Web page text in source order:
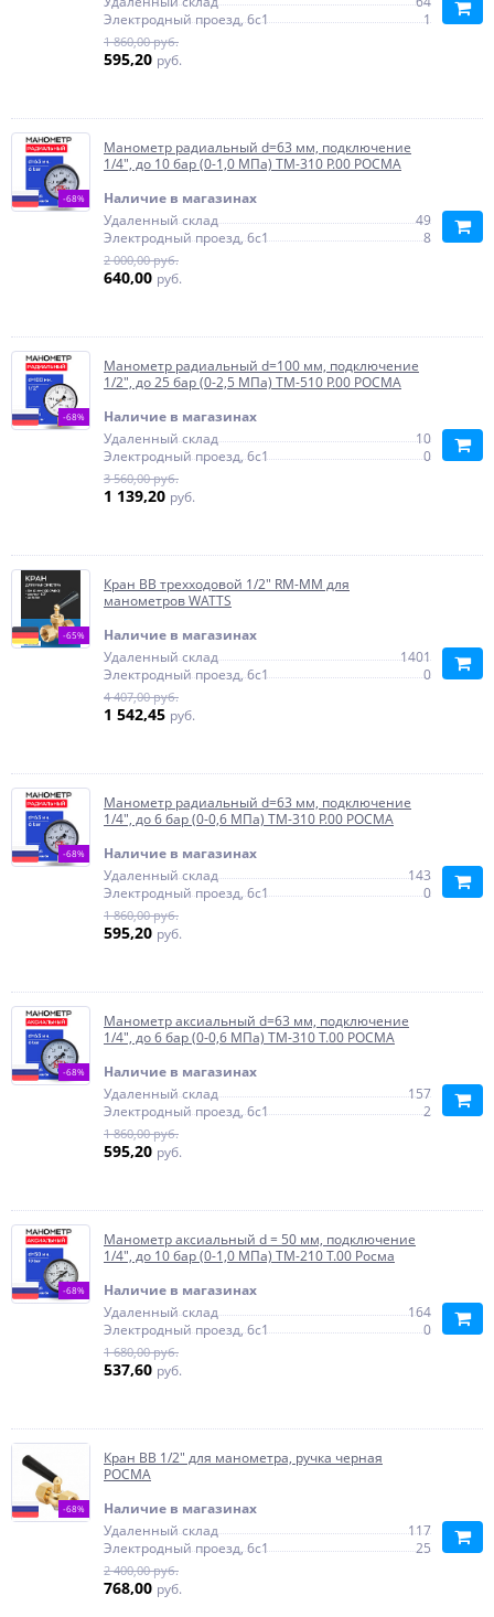
Электродный проезд, 6с1
1
1 860,00 руб.
595,20 руб.
-68%
Манометр радиальный d=63 мм, подключение
1/4", до 10 бар (0-1,0 МПа) ТМ-310 P.00 РОСМА
Наличие в магазинах
Удаленный склад
49
Электродный проезд, 6с1
8
2 000,00 руб.
640,00 руб.
-68%
Манометр радиальный d=100 мм, подключение
1/2", до 25 бар (0-2,5 МПа) ТМ-510 P.00 РОСМА
Наличие в магазинах
Удаленный склад
10
Электродный проезд, 6с1
0
3 560,00 руб.
1 139,20 руб.
-65%
Кран ВВ трехходовой 1/2" RM-MM для
манометров WATTS
Наличие в магазинах
Удаленный склад
1401
Электродный проезд, 6с1
0
4 407,00 руб.
1 542,45 руб.
-68%
Манометр радиальный d=63 мм, подключение
1/4", до 6 бар (0-0,6 МПа) ТМ-310 P.00 РОСМА
Наличие в магазинах
Удаленный склад
143
Электродный проезд, 6с1
0
1 860,00 руб.
595,20 руб.
-68%
Манометр аксиальный d=63 мм, подключение
1/4", до 6 бар (0-0,6 МПа) ТМ-310 Т.00 РОСМА
Наличие в магазинах
Удаленный склад
157
Электродный проезд, 6с1
2
1 860,00 руб.
595,20 руб.
-68%
Манометр аксиальный d = 50 мм, подключение
1/4", до 10 бар (0-1,0 МПа) ТМ-210 T.00 Росма
Наличие в магазинах
Удаленный склад
164
Электродный проезд, 6с1
0
1 680,00 руб.
537,60 руб.
-68%
Кран ВВ 1/2" для манометра, ручка черная
РОСМА
Наличие в магазинах
Удаленный склад
117
Электродный проезд, 6с1
25
2 400,00 руб.
768,00 руб.